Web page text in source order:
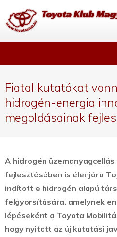
Fiatal kutatókat
hidrogén-energia
megoldásainak
A hidrogén
fejlesztésében is élenjáró
indított e hidrogén alapú
felgyorsítására, amelynek
lépéseként a Toyota
hogy nyitott az új kutatási